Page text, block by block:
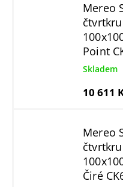
Mereo
Point
Skladem
10 611
Mereo
Čiré